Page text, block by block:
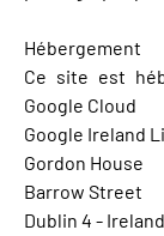
Hébergement
Ce site est
Google Cloud
Google Ireland
Gordon House
Barrow Street
Dublin 4 - Ireland